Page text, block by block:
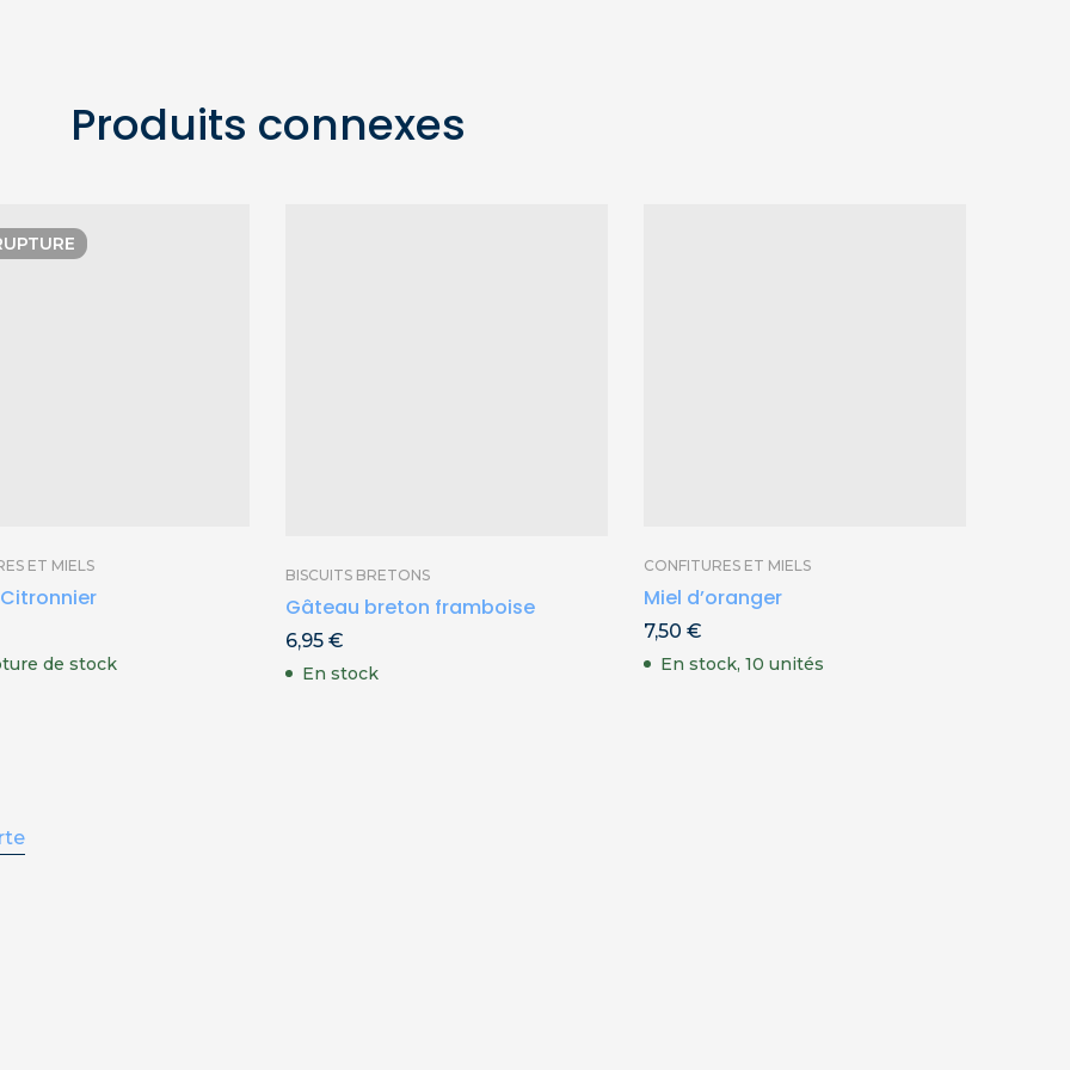
Produits connexes
ET MIELS
de stock
BISCUITS BRETONS
Gâteau breton framboise
6,95 €
En stock
CONFITURES ET MIELS
Miel d’oranger
7,50 €
En stock, 10 unités